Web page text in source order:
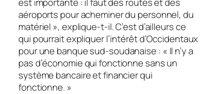
aéroports pour acheminer du personnel, du
matériel », explique-t-il. C’est d’ailleurs ce
qui pourrait expliquer l’intérêt d’Occidentaux
pour une banque sud-soudanaise : « Il n’y a
pas d’économie qui fonctionne sans un
système bancaire et financier qui
fonctionne. »